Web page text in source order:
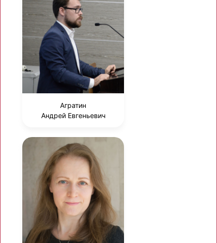
Агратин
Андрей Евгеньевич